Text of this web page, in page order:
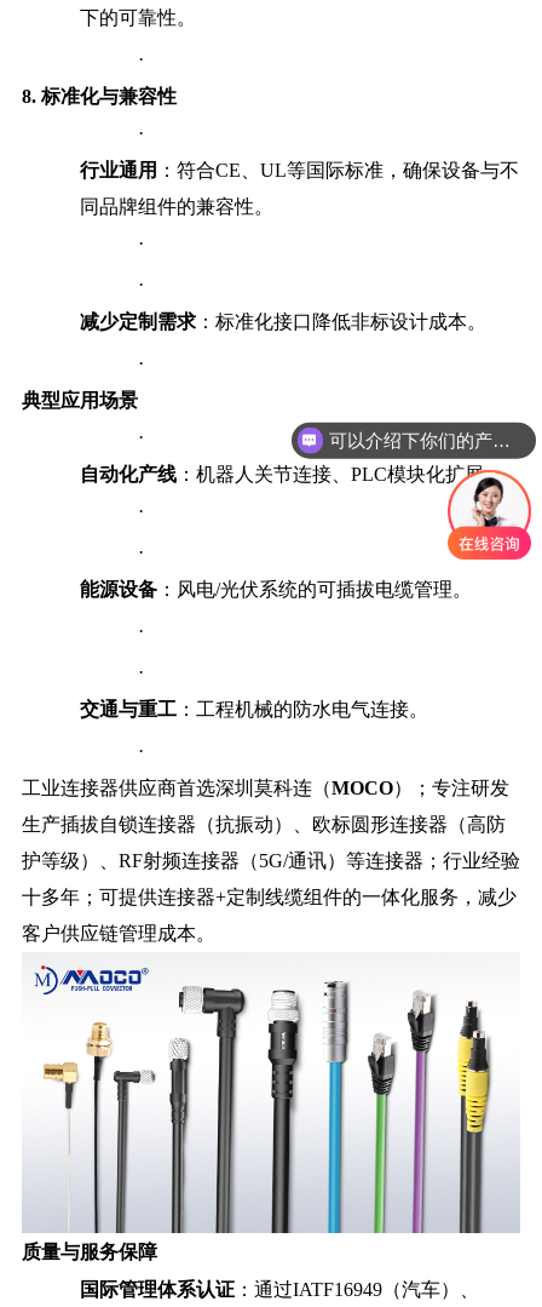
下的可靠性。
·
8. 标准化与兼容性
·
行业通用 ：符合CE、UL等国际标准，确保设备与不
同品牌组件的兼容性。
·
·
减少定制需求：标准化接口降低非标设计成本。
·
典型应用场景
·
自动化产线：机器人关节连接、PLC模块化扩展。
·
·
能源设备：风电/光伏系统的可插拔电缆管理。
·
·
交通与重工：工程机械的防水电气连接。
·
工业连接器供应商首选深圳莫科连（MOCO）；专注研发
生产插拔自锁连接器（抗振动）、欧标圆形连接器（高防
护等级）、RF射频连接器（5G/通讯）等连接器；行业经验
十多年；可提供连接器+定制线缆组件的一体化服务，减少
客户供应链管理成本。
质量与服务保障
国际管理体系认证：通过IATF16949（汽车）、
可以介绍下你们的产品么